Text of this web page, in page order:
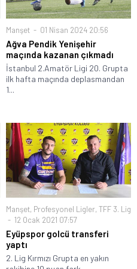
Manşet 01 Nisan 2024 20:56
Ağva Pendik Yenişehir
maçında kazanan çıkmadı
İstanbul 2.Amatör Ligi 20. Grupta
ilk hafta maçında deplasmandan
1...
Manşet, Profesyonel Ligler, TFF 3. Lig
12 Ocak 2021 07:57
Eyüpspor golcü transferi
yaptı
2. Lig Kırmızı Grupta en yakın